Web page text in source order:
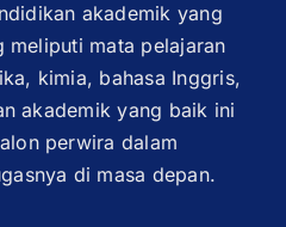
akademik yang
mata pelajaran
kimia, bahasa Inggris,
akademik yang baik ini
perwira dalam
di masa depan.